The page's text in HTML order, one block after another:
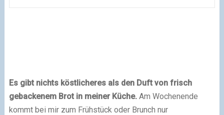
Es gibt nichts köstlicheres als den Duft von frisch
gebackenem Brot in meiner Küche.Am Wochenende
kommt bei mir zum Frühstück oder Brunch nur